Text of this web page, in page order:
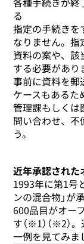
る
指定の手続きを
なりません。指
資料の案や、
する必要があり
事前に資料を郵
ケースもある
管理課もしくは
問い合わせ、不
う。
近年承認された
1993年に第1号
ンの混合物」が
600品目がオー
す（※1）（※2）
一例を見てみま